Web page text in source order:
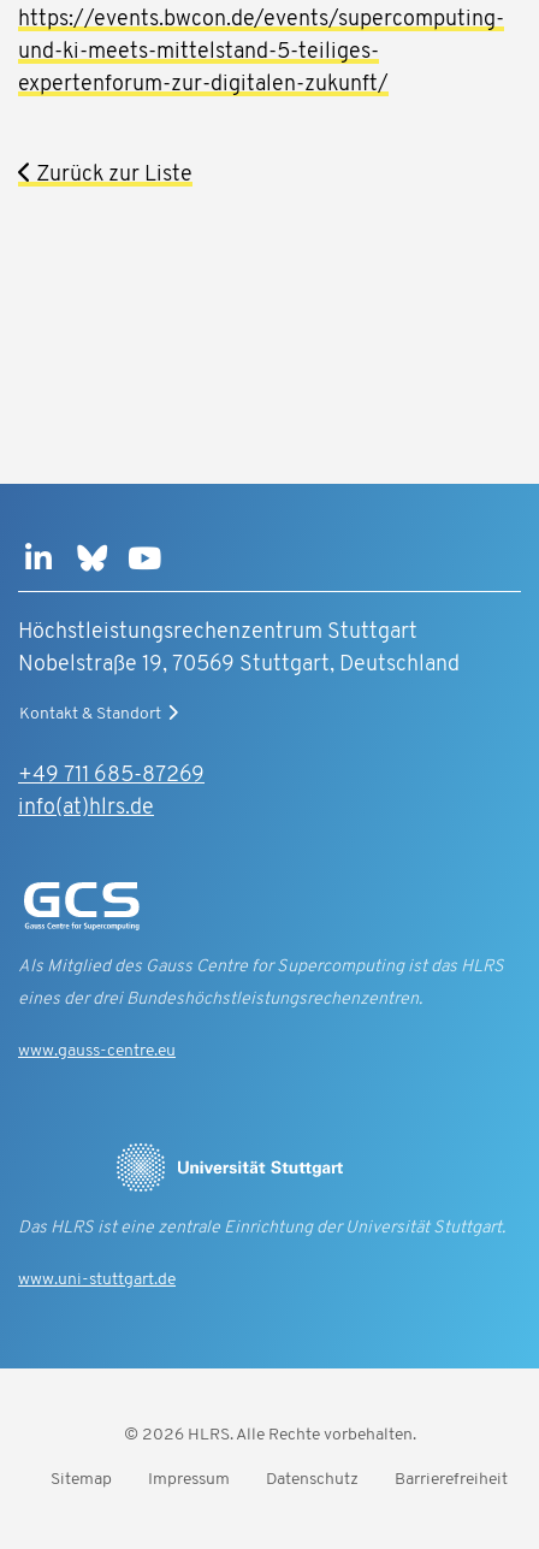
https://events.bwcon.de/events/supercomputing-
und-ki-meets-mittelstand-5-teiliges-
expertenforum-zur-digitalen-zukunft/
Zurück zur Liste
Höchstleistungsrechenzentrum Stuttgart
Nobelstraße 19, 70569 Stuttgart, Deutschland
Kontakt & Standort
+49 711 685-87269
info(at)hlrs.de
Als Mitglied des Gauss Centre for Supercomputing ist das HLRS
eines der drei Bundes­höchst­leistungs­rechen­zentren.
www.gauss-centre.eu
Das HLRS ist eine zentrale Einrichtung der Universität Stuttgart.
www.uni-stuttgart.de
© 2026 HLRS. Alle Rechte vorbehalten.
Sitemap Impressum Datenschutz Barrierefreiheit